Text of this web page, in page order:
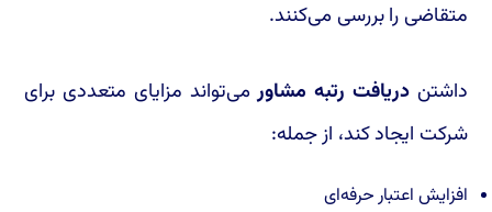
متقاضی را بررسی می‌کنند.
داشتندریافت رتبه مشاورمی‌تواند مزایای متعددی برای
شرکت ایجاد کند، از جمله:
افزایش اعتبار حرفه‌ای